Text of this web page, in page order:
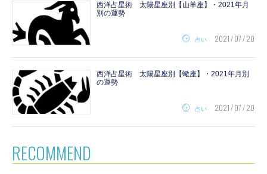
西洋占星術 太陽星座別【山羊座】・2021年月
別の運勢
占い 2021 / 07 / 20
西洋占星術 太陽星座別【蠍座】・2021年月別
の運勢
占い 2021 / 07 / 20
RECOMMEND